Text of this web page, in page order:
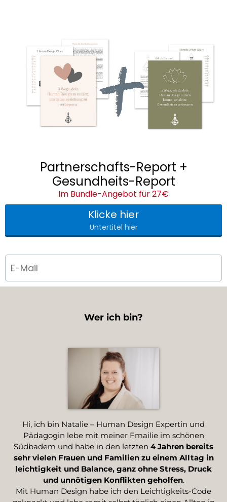
Partnerschafts-Report +
Gesundheits-Report
Im Bundle-Angebot für 27€
Klicke hier
Untertitel hier
Wer ich bin?
Hi, ich bin Natalie – Human Design Expertin und
Pädagogin lebe mit meiner Fmailie im schönen
Südbadem und habe in den letzten 4 Jahren bereits
sehr vielen Frauen und Familien zu einem Alltag in
leichtigkeit und Balance, ganz ohne Stress, Druck
und unnötigen Konflikten geholfen.
Mit Human Design habe ich den Leichtigkeits-Code